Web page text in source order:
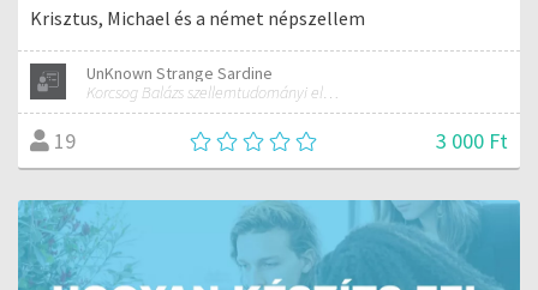
Krisztus, Michael és a német népszellem
UnKnown Strange Sardine
Korcsog Balázs szellemtudományi előadásai (Rudolf Steiner antropozófiája alapján)
19 3 000 Ft